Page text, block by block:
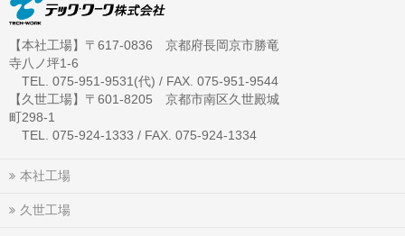
【本社工場】〒617-0836 京都府長岡京市勝竜
寺八ノ坪1-6
TEL. 075-951-9531(代) / FAX. 075-951-9544
【久世工場】〒601-8205 京都市南区久世殿城
町298-1
TEL. 075-924-1333 / FAX. 075-924-1334
本社工場
久世工場